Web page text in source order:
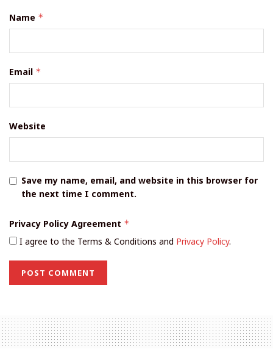
Name *
Email *
Website
Save my name, email, and website in this browser for
the next time I comment.
Privacy Policy Agreement *
I agree to the Terms & Conditions and Privacy Policy.